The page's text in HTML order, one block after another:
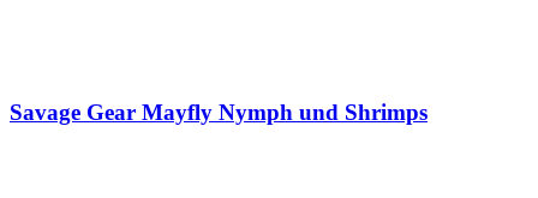
Savage Gear Mayfly Nymph und Shrimps